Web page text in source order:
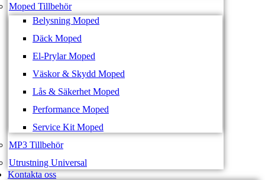
Moped Tillbehör
Belysning Moped
Däck Moped
El-Prylar Moped
Väskor & Skydd Moped
Lås & Säkerhet Moped
Performance Moped
Service Kit Moped
MP3 Tillbehör
Utrustning Universal
Kontakta oss